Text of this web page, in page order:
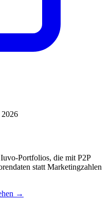
2026
Portfolios, die mit P2P
statt Marketingzahlen
→